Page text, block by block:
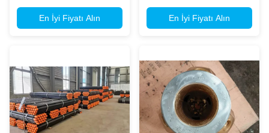
1 Bolt - 5' Bölüm
En İyi Fiyatı Alın
matkap çubuğu/matkap
borusuEn İyi Fiyatı Alın